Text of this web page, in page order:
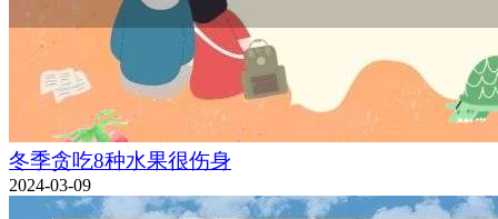
冬季贪吃8种水果很伤身
2024-03-09